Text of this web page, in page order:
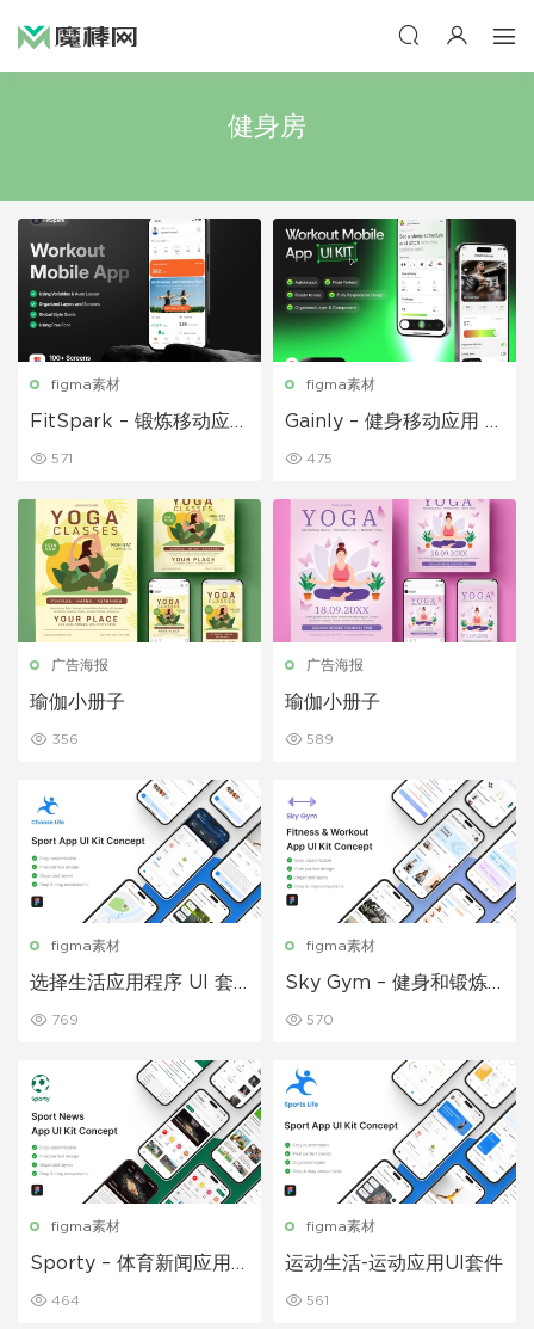
健身房
figma素材
FitSpark – 锻炼移动应用
571
figma素材
Gainly – 健身移动应用 U
475
广告海报
瑜伽小册子
356
广告海报
瑜伽小册子
589
figma素材
选择生活应用程序 UI 套
769
figma素材
Sky Gym – 健身和锻炼
570
figma素材
Sporty – 体育新闻应用
464
figma素材
运动生活-运动应用UI套件
561